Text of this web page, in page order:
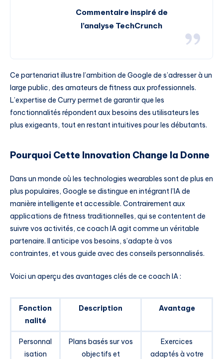
Commentaire inspiré de
l’analyse TechCrunch
Ce partenariat illustre l’ambition de Google de s’adresser à un
large public, des amateurs de fitness aux professionnels.
L’expertise de Curry permet de garantir que les
fonctionnalités répondent aux besoins des utilisateurs les
plus exigeants, tout en restant intuitives pour les débutants.
Pourquoi Cette Innovation Change la Donne
Dans un monde où les technologies wearables sont de plus en
plus populaires, Google se distingue en intégrant l’IA de
manière intelligente et accessible. Contrairement aux
applications de fitness traditionnelles, qui se contentent de
suivre vos activités, ce coach IA agit comme un véritable
partenaire. Il anticipe vos besoins, s’adapte à vos
contraintes, et vous guide avec des conseils personnalisés.
Voici un aperçu des avantages clés de ce coach IA :
Fonction
nalité
Description Avantage
Personnal
isation
Plans basés sur vos
objectifs et
Exercices
adaptés à votre